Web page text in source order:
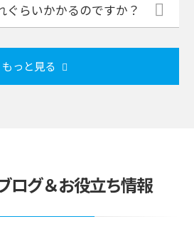
ぐらいかかるのですか？
もっと見る
ログ＆お役立ち情報